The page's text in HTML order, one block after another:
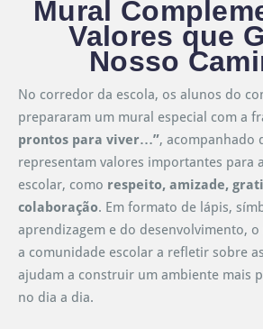
Mural
Valores que
Nosso
No corredor da escola, os alunos do
prepararam um mural especial com a
prontos para viver…”, acompanhado
representam valores importantes para
escolar, como respeito, amizade,
colaboração. Em formato de lápis,
aprendizagem e do desenvolvimento,
a comunidade escolar a refletir sobre
ajudam a construir um ambiente mais
no dia a dia.